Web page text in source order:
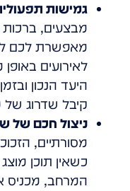
גמישות
מבצעים,
מאפשרת לכם
לאירועים
היעד הנכון
קיבל שדרוג של
ניצול חכם של
מסורתיים,
כשאין תוכן
המרחב, מכניס